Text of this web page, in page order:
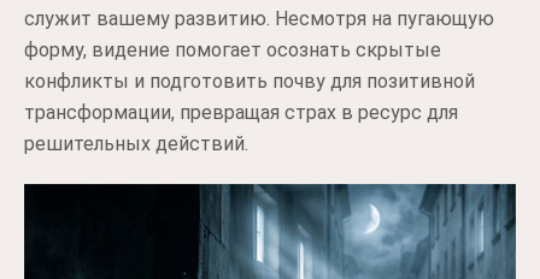
служит вашему развитию. Несмотря на пугающую
форму, видение помогает осознать скрытые
конфликты и подготовить почву для позитивной
трансформации, превращая страх в ресурс для
решительных действий.